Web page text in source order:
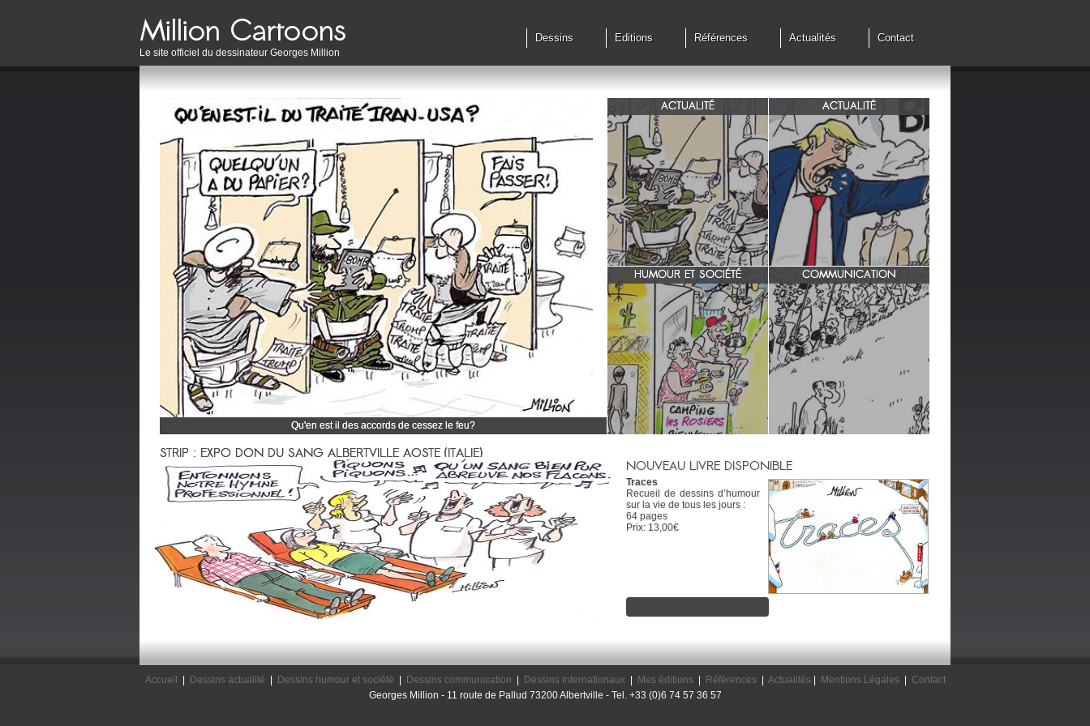
Le site officiel du dessinateur Georges Million
Dessins Editions Références Actualités Contact
Qu'en est il des accords de cessez le feu?
Cliquez et découvrez tous mes dessins d'actualité
ACTUALITÉ
Qu'en est il des accords de cessez
le feu?
ACTUALITÉ
G7 à Evian, Trump, une fois de
plus ,s'en prend aux européens.
HUMOUR ET SOCIÉTÉ
zone 51
COMMUNICATION
INRA/ Rotation des terres.
STRIP : EXPO DON DU SANG ALBERTVILLE AOSTE (ITALIE)
NOUVEAU LIVRE DISPONIBLE
Traces
Recueil de dessins d’humour
sur la vie de tous les jours :
64 pages
Prix: 13,00€
Accueil Dessins actualité Dessins humour et société Dessins communication Dessins internationaux| Mes éditions| Références| Actualités| Mentions Légales|
Contact
Georges Million - 11 route de Pallud 73200 Albertville - Tel. +33 (0)6 74 57 36 57